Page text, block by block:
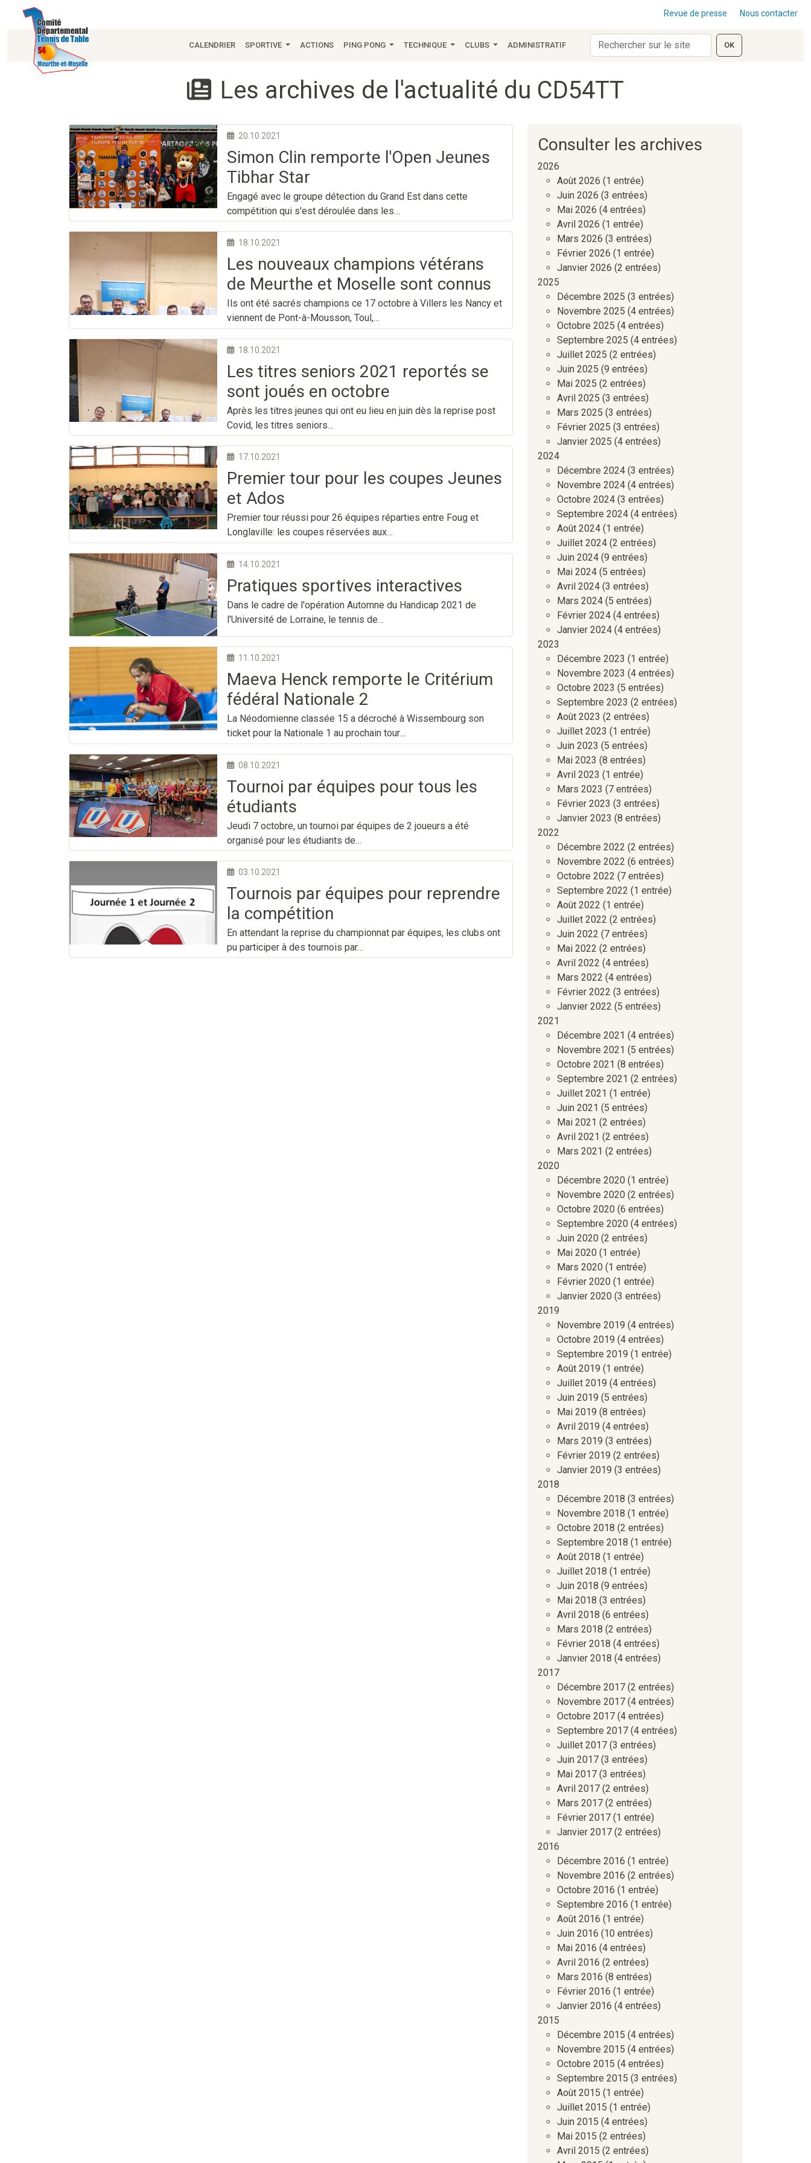
Revue de presse Nous contacter
CALENDRIER SPORTIVE ACTIONS PING PONG TECHNIQUE CLUBS ADMINISTRATIF OK
Les archives de l'actualité du CD54TT
20.10.2021
Simon Clin remporte l'Open Jeunes
Tibhar Star
Engagé avec le groupe détection du Grand Est dans cette
compétition qui s'est déroulée dans les…
18.10.2021
Les nouveaux champions vétérans
de Meurthe et Moselle sont connus
Ils ont été sacrés champions ce 17 octobre à Villers les Nancy et
viennent de Pont-à-Mousson, Toul,…
18.10.2021
Les titres seniors 2021 reportés se
sont joués en octobre
Après les titres jeunes qui ont eu lieu en juin dès la reprise post
Covid, les titres seniors…
17.10.2021
Premier tour pour les coupes Jeunes
et Ados
Premier tour réussi pour 26 équipes réparties entre Foug et
Longlaville: les coupes réservées aux…
14.10.2021
Pratiques sportives interactives
Dans le cadre de l'opération Automne du Handicap 2021 de
l'Université de Lorraine, le tennis de…
11.10.2021
Maeva Henck remporte le Critérium
fédéral Nationale 2
La Néodomienne classée 15 a décroché à Wissembourg son
ticket pour la Nationale 1 au prochain tour…
08.10.2021
Tournoi par équipes pour tous les
étudiants
Jeudi 7 octobre, un tournoi par équipes de 2 joueurs a été
organisé pour les étudiants de…
03.10.2021
Tournois par équipes pour reprendre
la compétition
En attendant la reprise du championnat par équipes, les clubs ont
pu participer à des tournois par…
Consulter les archives
2026
Août 2026 (1 entrée)
Juin 2026 (3 entrées)
Mai 2026 (4 entrées)
Avril 2026 (1 entrée)
Mars 2026 (3 entrées)
Février 2026 (1 entrée)
Janvier 2026 (2 entrées)
2025
Décembre 2025 (3 entrées)
Novembre 2025 (4 entrées)
Octobre 2025 (4 entrées)
Septembre 2025 (4 entrées)
Juillet 2025 (2 entrées)
Juin 2025 (9 entrées)
Mai 2025 (2 entrées)
Avril 2025 (3 entrées)
Mars 2025 (3 entrées)
Février 2025 (3 entrées)
Janvier 2025 (4 entrées)
2024
Décembre 2024 (3 entrées)
Novembre 2024 (4 entrées)
Octobre 2024 (3 entrées)
Septembre 2024 (4 entrées)
Août 2024 (1 entrée)
Juillet 2024 (2 entrées)
Juin 2024 (9 entrées)
Mai 2024 (5 entrées)
Avril 2024 (3 entrées)
Mars 2024 (5 entrées)
Février 2024 (4 entrées)
Janvier 2024 (4 entrées)
2023
Décembre 2023 (1 entrée)
Novembre 2023 (4 entrées)
Octobre 2023 (5 entrées)
Septembre 2023 (2 entrées)
Août 2023 (2 entrées)
Juillet 2023 (1 entrée)
Juin 2023 (5 entrées)
Mai 2023 (8 entrées)
Avril 2023 (1 entrée)
Mars 2023 (7 entrées)
Février 2023 (3 entrées)
Janvier 2023 (8 entrées)
2022
Décembre 2022 (2 entrées)
Novembre 2022 (6 entrées)
Octobre 2022 (7 entrées)
Septembre 2022 (1 entrée)
Août 2022 (1 entrée)
Juillet 2022 (2 entrées)
Juin 2022 (7 entrées)
Mai 2022 (2 entrées)
Avril 2022 (4 entrées)
Mars 2022 (4 entrées)
Février 2022 (3 entrées)
Janvier 2022 (5 entrées)
2021
Décembre 2021 (4 entrées)
Novembre 2021 (5 entrées)
Octobre 2021 (8 entrées)
Septembre 2021 (2 entrées)
Juillet 2021 (1 entrée)
Juin 2021 (5 entrées)
Mai 2021 (2 entrées)
Avril 2021 (2 entrées)
Mars 2021 (2 entrées)
2020
Décembre 2020 (1 entrée)
Novembre 2020 (2 entrées)
Octobre 2020 (6 entrées)
Septembre 2020 (4 entrées)
Juin 2020 (2 entrées)
Mai 2020 (1 entrée)
Mars 2020 (1 entrée)
Février 2020 (1 entrée)
Janvier 2020 (3 entrées)
2019
Novembre 2019 (4 entrées)
Octobre 2019 (4 entrées)
Septembre 2019 (1 entrée)
Août 2019 (1 entrée)
Juillet 2019 (4 entrées)
Juin 2019 (5 entrées)
Mai 2019 (8 entrées)
Avril 2019 (4 entrées)
Mars 2019 (3 entrées)
Février 2019 (2 entrées)
Janvier 2019 (3 entrées)
2018
Décembre 2018 (3 entrées)
Novembre 2018 (1 entrée)
Octobre 2018 (2 entrées)
Septembre 2018 (1 entrée)
Août 2018 (1 entrée)
Juillet 2018 (1 entrée)
Juin 2018 (9 entrées)
Mai 2018 (3 entrées)
Avril 2018 (6 entrées)
Mars 2018 (2 entrées)
Février 2018 (4 entrées)
Janvier 2018 (4 entrées)
2017
Décembre 2017 (2 entrées)
Novembre 2017 (4 entrées)
Octobre 2017 (4 entrées)
Septembre 2017 (4 entrées)
Juillet 2017 (3 entrées)
Juin 2017 (3 entrées)
Mai 2017 (3 entrées)
Avril 2017 (2 entrées)
Mars 2017 (2 entrées)
Février 2017 (1 entrée)
Janvier 2017 (2 entrées)
2016
Décembre 2016 (1 entrée)
Novembre 2016 (2 entrées)
Octobre 2016 (1 entrée)
Septembre 2016 (1 entrée)
Août 2016 (1 entrée)
Juin 2016 (10 entrées)
Mai 2016 (4 entrées)
Avril 2016 (2 entrées)
Mars 2016 (8 entrées)
Février 2016 (1 entrée)
Janvier 2016 (4 entrées)
2015
Décembre 2015 (4 entrées)
Novembre 2015 (4 entrées)
Octobre 2015 (4 entrées)
Septembre 2015 (3 entrées)
Août 2015 (1 entrée)
Juillet 2015 (1 entrée)
Juin 2015 (4 entrées)
Mai 2015 (2 entrées)
Avril 2015 (2 entrées)